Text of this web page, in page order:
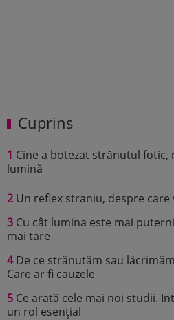
Cuprins
1 Cine a botezat strănutul fotic,
lumină
2 Un reflex straniu, despre
3 Cu cât lumina este mai
mai tare
4De ce strănutăm sau
Care ar fi cauzele
5 Ce arată cele mai noi studii.
un rol esențial